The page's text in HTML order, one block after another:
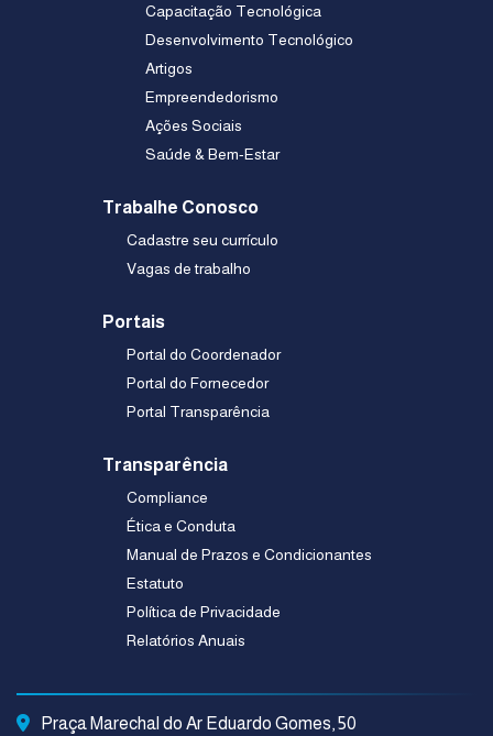
Capacitação Tecnológica
Desenvolvimento Tecnológico
Artigos
Empreendedorismo
Ações Sociais
Saúde & Bem-Estar
Trabalhe Conosco
Cadastre seu currículo
Vagas de trabalho
Portais
Portal do Coordenador
Portal do Fornecedor
Portal Transparência
Transparência
Compliance
Ética e Conduta
Manual de Prazos e Condicionantes
Estatuto
Política de Privacidade
Relatórios Anuais
Praça Marechal do Ar Eduardo Gomes, 50